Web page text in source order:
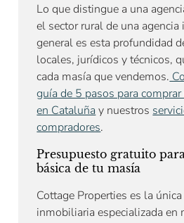
Lo que distingue a una
el sector rural de una
general es esta profundidad
locales, jurídicos y técnicos,
cada masía que vendemos.
guía de 5 pasos para
en Cataluña y nuestros
compradores.
Presupuesto gratuito
básica de tu masía
Cottage Properties es la
inmobiliaria especializada en